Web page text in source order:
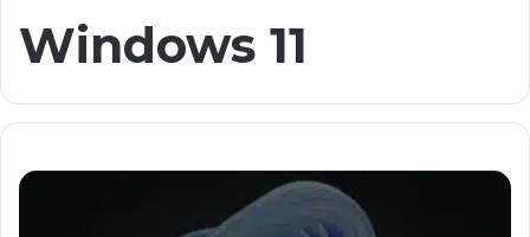
Windows 11